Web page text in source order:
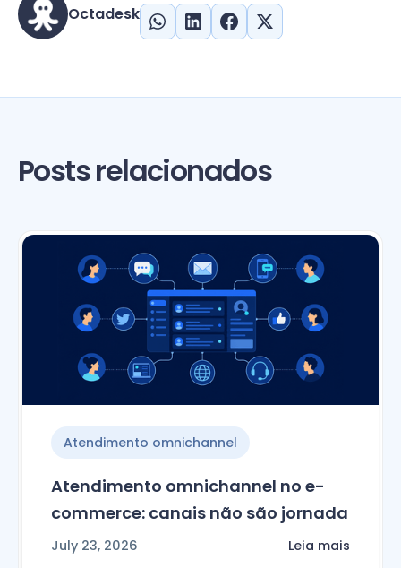
Octadesk
Posts relacionados
Atendimento omnichannel
Atendimento omnichannel no e-
commerce: canais não são jornada
July 23, 2026 Leia mais